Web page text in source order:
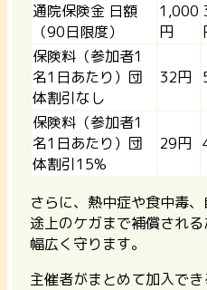
通院保険金 日額
（90日限度）
1,000
円
保険料（参加者1
名1日あたり）団
体割引なし
32円
保険料（参加者1
名1日あたり）団
体割引15%
29円
さらに、熱中症や食中毒
途上のケガまで補償され
幅広く守ります。
主催者がまとめて加入で